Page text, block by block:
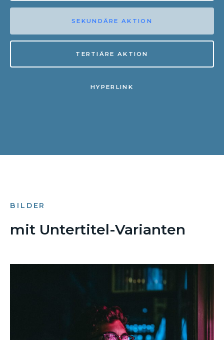
SEKUNDÄRE AKTION
TERTIÄRE AKTION
HYPERLINK
BILDER
mit Untertitel-Varianten